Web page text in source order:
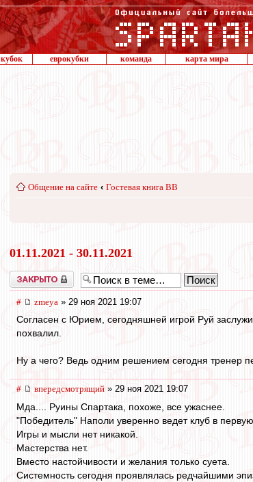
кубок еврокубки команда карта мира
Общение на сайте ‹ Гостевая книга ВВ
01.11.2021 - 30.11.2021
Закрыто
# zmeya » 29 ноя 2021 19:07
Согласен с Юрием, сегодняшней игрой Руй
похвалил.
Ну а чего? Ведь одним решением сегодня тренер
# впередсмотрящий » 29 ноя 2021 19:07
Мда.... Руины Спартака, похоже, все ужаснее.
"Победитель" Наполи уверенно ведет клуб в первую
Игры и мысли нет никакой.
Мастерства нет.
Вместо настойчивости и желания только суета.
Системность сегодня проявлялась редчайшими